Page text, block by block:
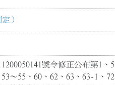
）
號令修正公布第1、
～55、60、62、63、63-1、